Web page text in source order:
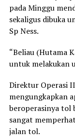
pada Minggu
sekaligus dibuka
Sp Ness.
“Beliau (Hutama
untuk melakukan
Direktur Operasi
mengungkapkan
beroperasinya tol
sangat
jalan tol.